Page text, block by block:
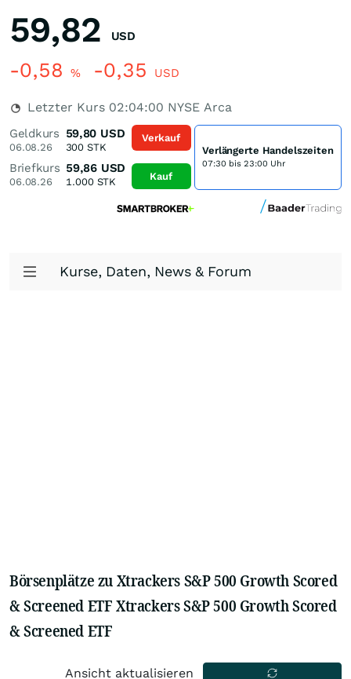
59,82 USD
-0,58 % -0,35 USD
Letzter Kurs 02:04:00 NYSE Arca
Geldkurs
06.08.26
59,80 USD
300 STK
Briefkurs
06.08.26
59,86 USD
1.000STK
Verkauf
Kauf
Verlängerte Handelszeiten
07:30 bis 23:00 Uhr
Kurse, Daten, News & Forum
Börsenplätze zu Xtrackers S&P 500 Growth Scored
& Screened ETF Xtrackers S&P 500 Growth Scored
& Screened ETF
Ansicht aktualisieren